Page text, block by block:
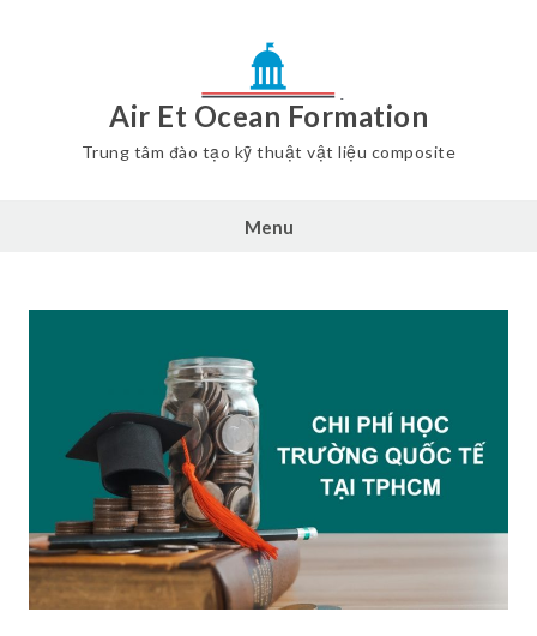
Air Et Ocean Formation
Trung tâm đào tạo kỹ thuật vật liệu composite
Menu